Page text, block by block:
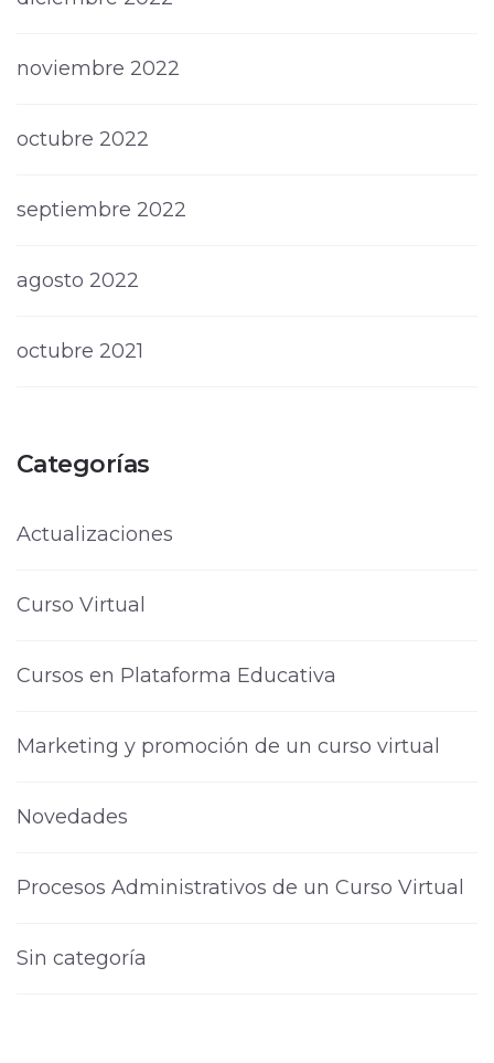
noviembre 2022
octubre 2022
septiembre 2022
agosto 2022
octubre 2021
Categorías
Actualizaciones
Curso Virtual
Cursos en Plataforma Educativa
Marketing y promoción de un curso virtual
Novedades
Procesos Administrativos de un Curso Virtual
Sin categoría